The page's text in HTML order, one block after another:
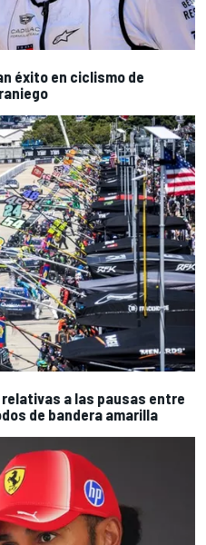
éxito en ciclismo de
relativas a las pausas entre
de bandera amarilla